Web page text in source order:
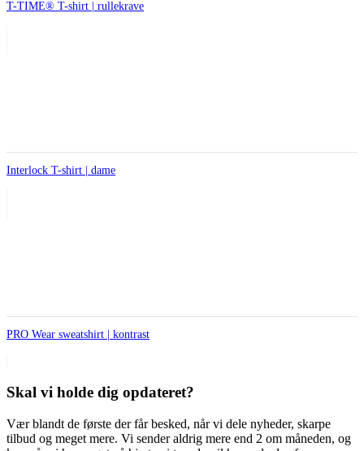
T-TIME® T-shirt | rullekrave
Interlock T-shirt | dame
PRO Wear sweatshirt | kontrast
Skal vi holde dig opdateret?
Vær blandt de første der får besked, når vi dele nyheder, skarpe
tilbud og meget mere. Vi sender aldrig mere end 2 om måneden, og